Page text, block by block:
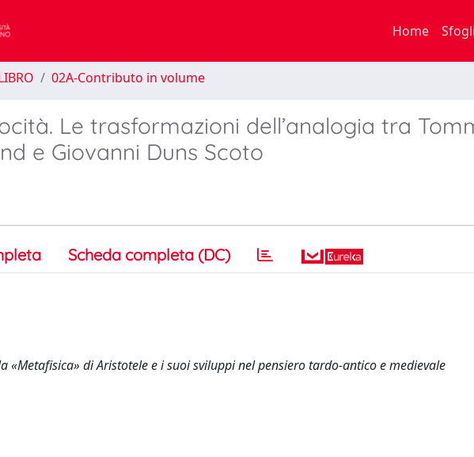
Home
02A-Contributo in volume
Le trasformazioni dell’analogia tra
e Giovanni Duns Scoto
Scheda completa (DC)
«Metafisica» di Aristotele e i suoi sviluppi nel pensiero tardo-antico e medievale